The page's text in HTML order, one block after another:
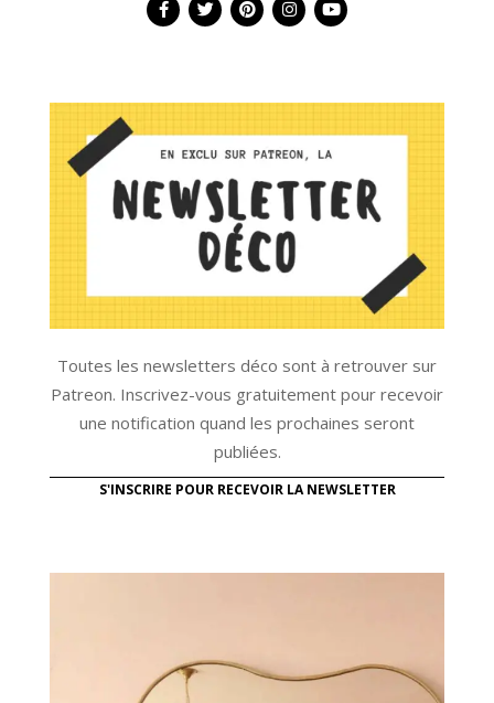
Toutes les newsletters déco sont à retrouver sur
Patreon. Inscrivez-vous gratuitement pour recevoir
une notification quand les prochaines seront
publiées.
S'INSCRIRE POUR RECEVOIR LA NEWSLETTER